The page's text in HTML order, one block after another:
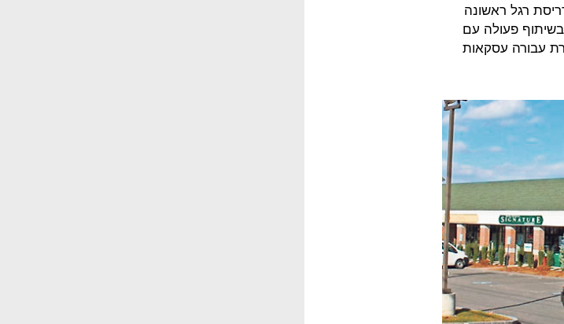
רגל ראשונה
פעולה עם
עבורה עסקאות